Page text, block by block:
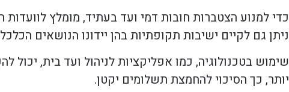
כדי למנוע הצטברות חובות דמי ועד בעתיד, מומלץ
ניתן גם לקיים ישיבות תקופתיות בהן יידונו הנושאים
שימוש בטכנולוגיה, כמו אפליקציות לניהול ועד בית, יכול
יותר, כך הסיכוי להחמצת תשלומים יקטן.